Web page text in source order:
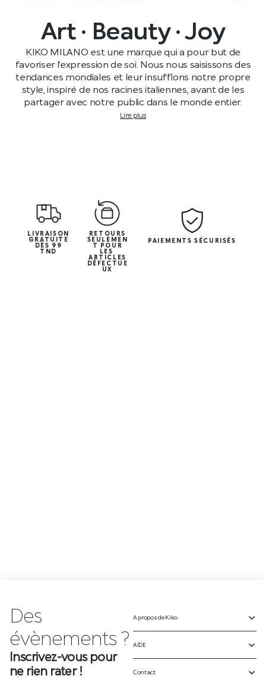
Art · Beauty · Joy
KIKO MILANO est une marque qui a pour but de
favoriser l’expression de soi. Nous nous saisissons des
tendances mondiales et leur insufflons notre propre
style, inspiré de nos racines italiennes, avant de les
partager avec notre public dans le monde entier.
Lire plus
LIVRAISON
GRATUITE
DÈS 99
TND
RETOURS
SEULEMEN
T POUR
LES
ARTICLES
DÉFECTUE
UX
PAIEMENTS SÉCURISÉS
Desn
Inscrivez-vous pour
ne rien rater !